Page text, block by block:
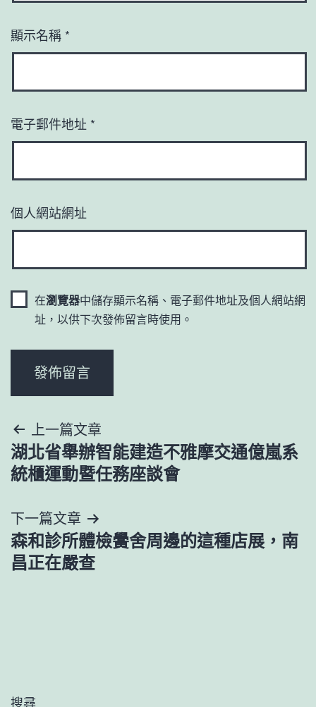
顯示名稱 *
電子郵件地址 *
個人網站網址
在瀏覽器中儲存顯示名稱、電子郵件地址及個人網站網
址，以供下次發佈留言時使用。
文
章
覽
上一篇文章
湖北省舉辦智能建造不雅摩交通億嵐系
統櫃運動暨任務座談會
下一篇文章
森和診所體檢黌舍周邊的這種店展，南
昌正在嚴查
搜尋